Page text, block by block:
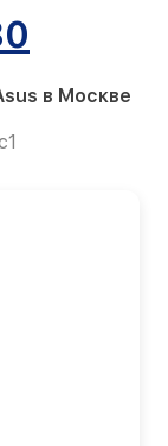
в Москве